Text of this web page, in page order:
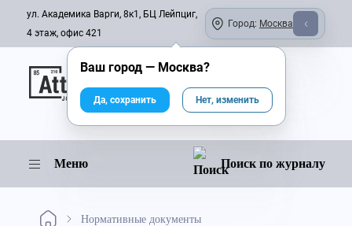
ул. Академика Варги, 8к1, БЦ Лейпциг,
4 этаж, офис 421
Город: Москва
Онлайн-журнал
Меню Поиск по журналу
Нормативные документы
Ваш город — Москва?
Да, сохранить Нет, изменить